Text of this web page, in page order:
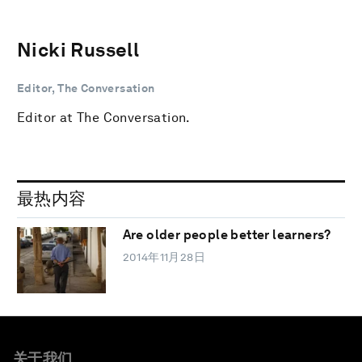
Nicki Russell
Editor, The Conversation
Editor at The Conversation.
最热内容
Are older people better learners?
2014年11月28日
关于我们